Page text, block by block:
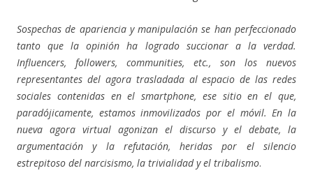
Sospechas de apariencia y manipulación se han perfeccionado
tanto que la opinión ha logrado succionar a la verdad.
Influencers, followers, communities, etc., son los nuevos
representantes del agora trasladada al espacio de las redes
sociales contenidas en el smartphone, ese sitio en el que,
paradójicamente, estamos inmovilizados por el móvil. En la
nueva agora virtual agonizan el discurso y el debate, la
argumentación y la refutación, heridas por el silencio
estrepitoso del narcisismo, la trivialidad y el tribalismo.